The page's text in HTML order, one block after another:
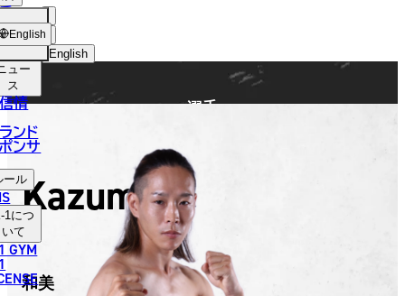
English
中文（简体）
中文（繁體）
ไทย
العربية
ョッ
プ
ュー
ス
情
ンド
ンサ
ール
1につ
いて
GYM
English
選手
Kazumi
和美